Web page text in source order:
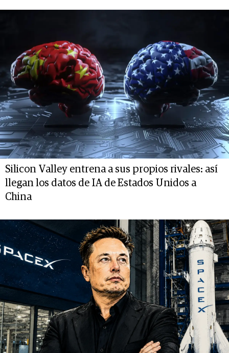
Silicon Valley entrena a sus propios rivales: así
llegan los datos de IA de Estados Unidos a
China